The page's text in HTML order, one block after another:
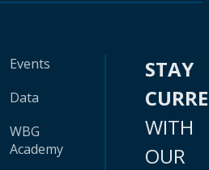
Events
Data
WBG
Academy
STAY
WITH
OUR